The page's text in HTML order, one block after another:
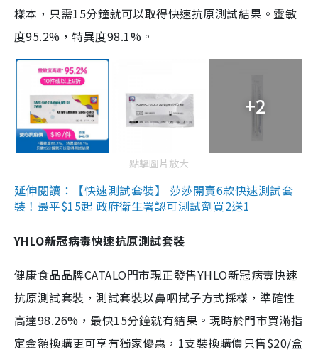
樣本，只需15分鐘就可以取得快速抗原測試結果。靈敏
度95.2%，特異度98.1%。
+2
點擊圖片放大
延伸閱讀：【快速測試套裝】 莎莎開賣6款快速測試套
裝！最平$15起 政府衛生署認可測試劑買2送1
YHLO新冠病毒快速抗原測試套裝
健康食品品牌CATALO門市現正發售YHLO新冠病毒快速
抗原測試套裝，測試套裝以鼻咽拭子方式採樣，準確性
高達98.26%，最快15分鐘就有結果。現時於門市買滿指
定金額換購更可享有獨家優惠，1支裝換購價只售$20/盒